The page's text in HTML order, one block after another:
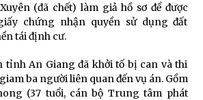
(đã chết) làm giả hồ sơ để được
chứng nhận quyền sử dụng đất
tái định cư.
tỉnh An Giang đã khởi tố bị can và thi
ba người liên quan đến vụ án. Gồm
(37 tuổi, cán bộ Trung tâm phát